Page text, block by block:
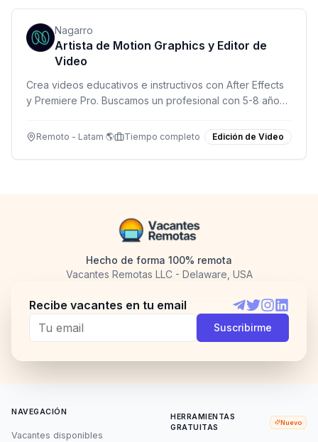
Nagarro
Artista de Motion Graphics y Editor de
Video
Crea videos educativos e instructivos con After Effects
y Premiere Pro. Buscamos un profesional con 5-8 años
Remoto - Latam 🌎 Tiempo completo Edición de Video
Hecho de forma 100% remota
Vacantes Remotas LLC - Delaware, USA
Recibe vacantes en tu email
Telegram
TwitterInstagram
Suscribirme
NAVEGACIÓN
Vacantes disponibles
HERRAMIENTAS
GRATUITAS
Nuevo